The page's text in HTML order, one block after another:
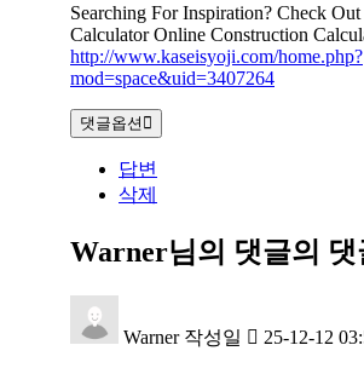
Searching For Inspiration? Check
Calculator Online Construction
http://www.kaseisyoji.com/home.php?
mod=space&uid=3407264
댓글옵션
답변
삭제
Warner님의 댓글의 댓
Warner 작성일 25-12-12